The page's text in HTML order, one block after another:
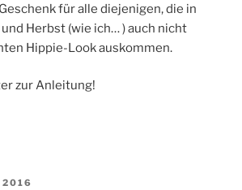
für alle diejenigen, die in
Herbst (wie ich… ) auch nicht
Hippie-Look auskommen.
zur Anleitung!
2016